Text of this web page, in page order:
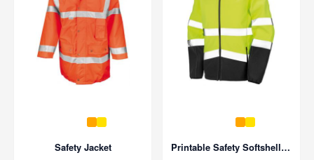
Safety Jacket Printable Safety Softshell Jacket